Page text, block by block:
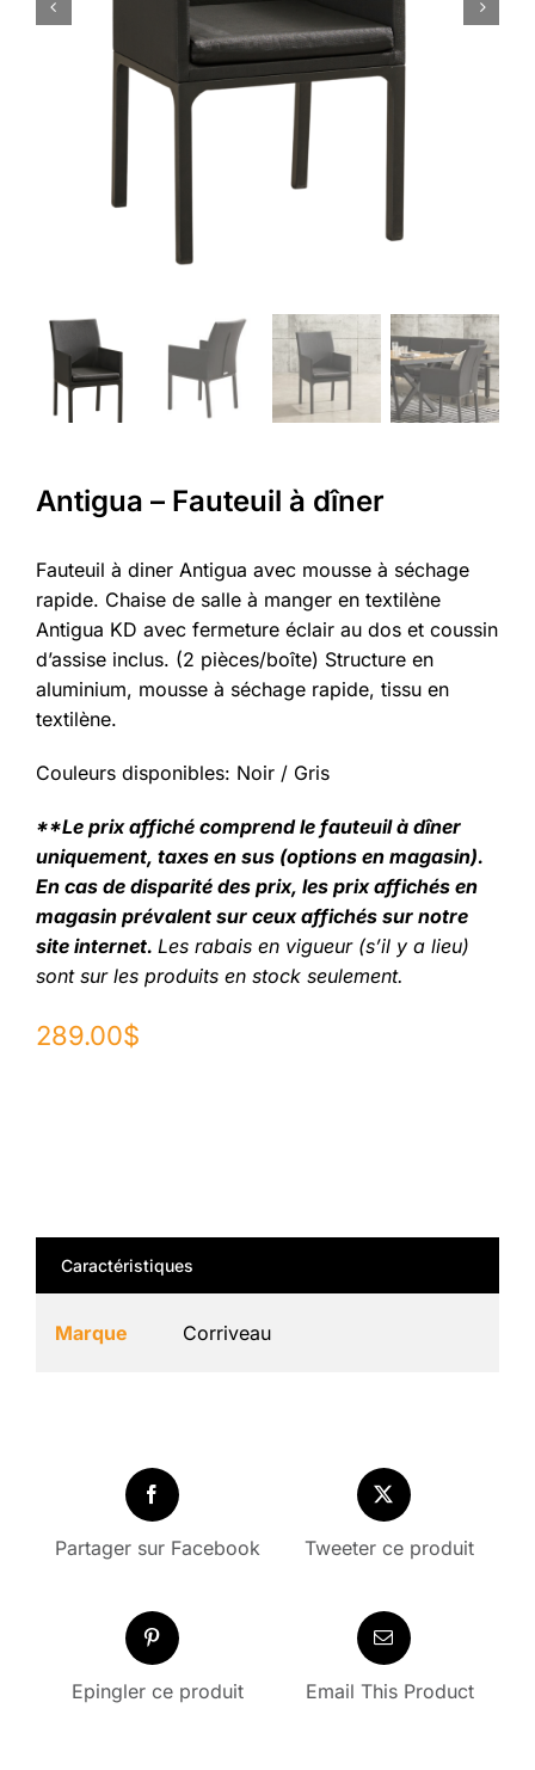
Antigua – Fauteuil à dîner
Fauteuil à diner Antigua avec mousse à séchage
rapide. Chaise de salle à manger en textilène
Antigua KD avec fermeture éclair au dos et coussin
d’assise inclus. (2 pièces/boîte) Structure en
aluminium, mousse à séchage rapide, tissu en
textilène.
Couleurs disponibles: Noir / Gris
**Le prix affiché comprend le fauteuil à dîner
uniquement, taxes en sus (options en magasin).
En cas de disparité des prix, les prix affichés en
magasin prévalent sur ceux affichés sur notre
site internet. Les rabais en vigueur (s’il y a lieu)
sont sur les produits en stock seulement.
289.00$
Caractéristiques
Marque Corriveau
Partager sur Facebook Tweeter ce produit
Epingler ce produit Email This Product